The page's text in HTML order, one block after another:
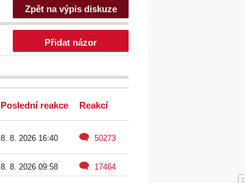
Zpět na výpis diskuze
Přidat názor
Poslední reakce Reakcí
8. 8. 2026 16:40 50273
8. 8. 2026 09:58 17464